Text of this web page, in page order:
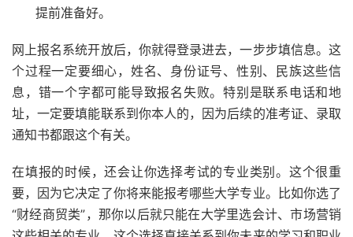
提前准备好。
网上报名系统开放后，你就得登录进去，一步步填信息。这
个过程一定要细心，姓名、身份证号、性别、民族这些信
息，错一个字都可能导致报名失败。特别是联系电话和地
址，一定要填能联系到你本人的，因为后续的准考证、录取
通知书都跟这个有关。
在填报的时候，还会让你选择考试的专业类别。这个很重
要，因为它决定了你将来能报考哪些大学专业。比如你选了
“财经商贸类”，那你以后就只能在大学里选会计、市场营销